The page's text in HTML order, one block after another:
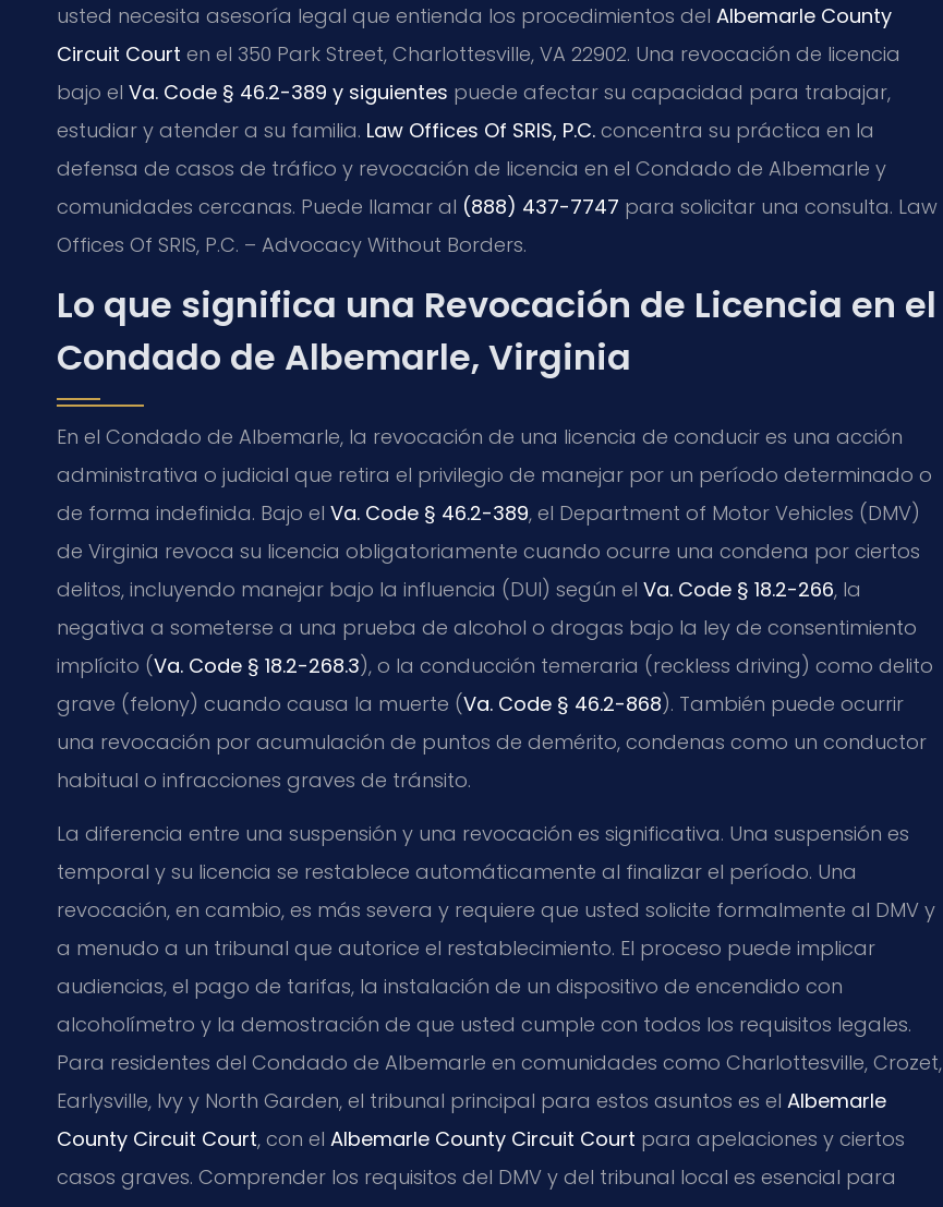
usted necesita asesoría legal que entienda los procedimientos del Albemarle County
Circuit Court en el 350 Park Street, Charlottesville, VA 22902. Una revocación de licencia
bajo el Va. Code § 46.2-389 y siguientes puede afectar su capacidad para trabajar,
estudiar y atender a su familia. Law Offices Of SRIS, P.C. concentra su práctica en la
defensa de casos de tráfico y revocación de licencia en el Condado de Albemarle y
comunidades cercanas. Puede llamar al (888) 437-7747 para solicitar una consulta. Law
Offices Of SRIS, P.C. – Advocacy Without Borders.
Lo que significa una Revocación de Licencia en el
Condado de Albemarle, Virginia
En el Condado de Albemarle, la revocación de una licencia de conducir es una acción
administrativa o judicial que retira el privilegio de manejar por un período determinado o
de forma indefinida. Bajo el Va. Code § 46.2-389, el Department of Motor Vehicles (DMV)
de Virginia revoca su licencia obligatoriamente cuando ocurre una condena por ciertos
delitos, incluyendo manejar bajo la influencia (DUI) según el Va. Code § 18.2-266, la
negativa a someterse a una prueba de alcohol o drogas bajo la ley de consentimiento
implícito (Va. Code § 18.2-268.3), o la conducción temeraria (reckless driving) como delito
grave (felony) cuando causa la muerte (Va. Code § 46.2-868). También puede ocurrir
una revocación por acumulación de puntos de demérito, condenas como un conductor
habitual o infracciones graves de tránsito.
La diferencia entre una suspensión y una revocación es significativa. Una suspensión es
temporal y su licencia se restablece automáticamente al finalizar el período. Una
revocación, en cambio, es más severa y requiere que usted solicite formalmente al DMV y
a menudo a un tribunal que autorice el restablecimiento. El proceso puede implicar
audiencias, el pago de tarifas, la instalación de un dispositivo de encendido con
alcoholímetro y la demostración de que usted cumple con todos los requisitos legales.
Para residentes del Condado de Albemarle en comunidades como Charlottesville, Crozet,
Earlysville, Ivy y North Garden, el tribunal principal para estos asuntos es el Albemarle
County Circuit Court, con el Albemarle County Circuit Court para apelaciones y ciertos
casos graves. Comprender los requisitos del DMV y del tribunal local es esencial para